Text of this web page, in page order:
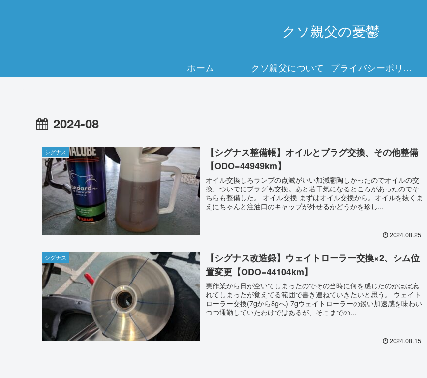
クソ親父の憂鬱
ホーム クソ親父について プライバシーポリシー
2024-08
シグナス
【シグナス整備帳】オイルとプラグ交換、その他整備
【ODO=44949km】
オイル交換しろランプの点滅がいい加減鬱陶しかったのでオイルの交
換、ついでにプラグも交換。あと若干気になるところがあったのでそ
ちらも整備した。 オイル交換 まずはオイル交換から。オイルを抜くま
えにちゃんと注油口のキャップが外せるかどうかを珍し...
2024.08.25
シグナス
【シグナス改造録】ウェイトローラー交換×2、シム位
置変更【ODO=44104km】
実作業から日が空いてしまったのでその当時に何を感じたのかほぼ忘
れてしまったが覚えてる範囲で書き連ねていきたいと思う。 ウェイト
ローラー交換(7gから8gへ) 7gウェイトローラーの鋭い加速感を味わい
つつ通勤していたわけではあるが、そこまでの...
2024.08.15